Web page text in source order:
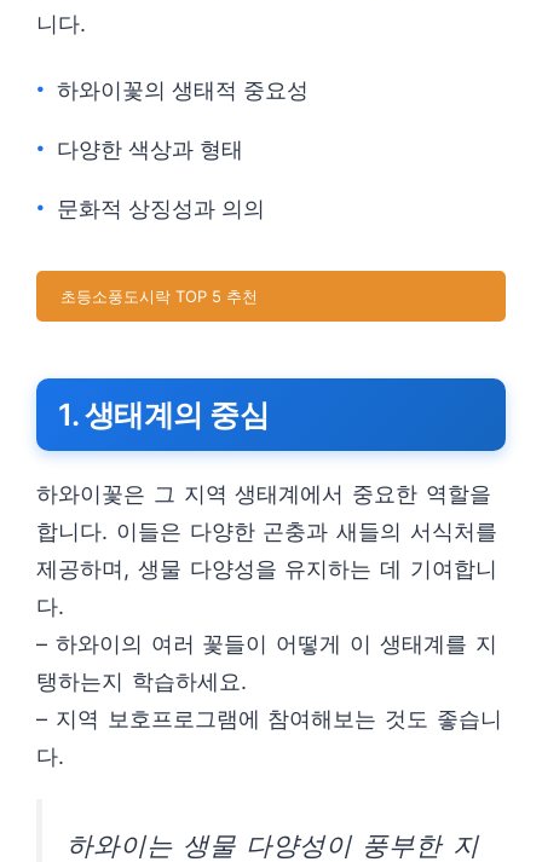
니다.
하와이꽃의 생태적 중요성
다양한 색상과 형태
문화적 상징성과 의의
초등소풍도시락 TOP 5 추천
1. 생태계의 중심
하와이꽃은 그 지역 생태계에서 중요한 역할을
합니다. 이들은 다양한 곤충과 새들의 서식처를
제공하며, 생물 다양성을 유지하는 데 기여합니
다.
– 하와이의 여러 꽃들이 어떻게 이 생태계를 지
탱하는지 학습하세요.
– 지역 보호프로그램에 참여해보는 것도 좋습니
다.
하와이는 생물 다양성이 풍부한 지